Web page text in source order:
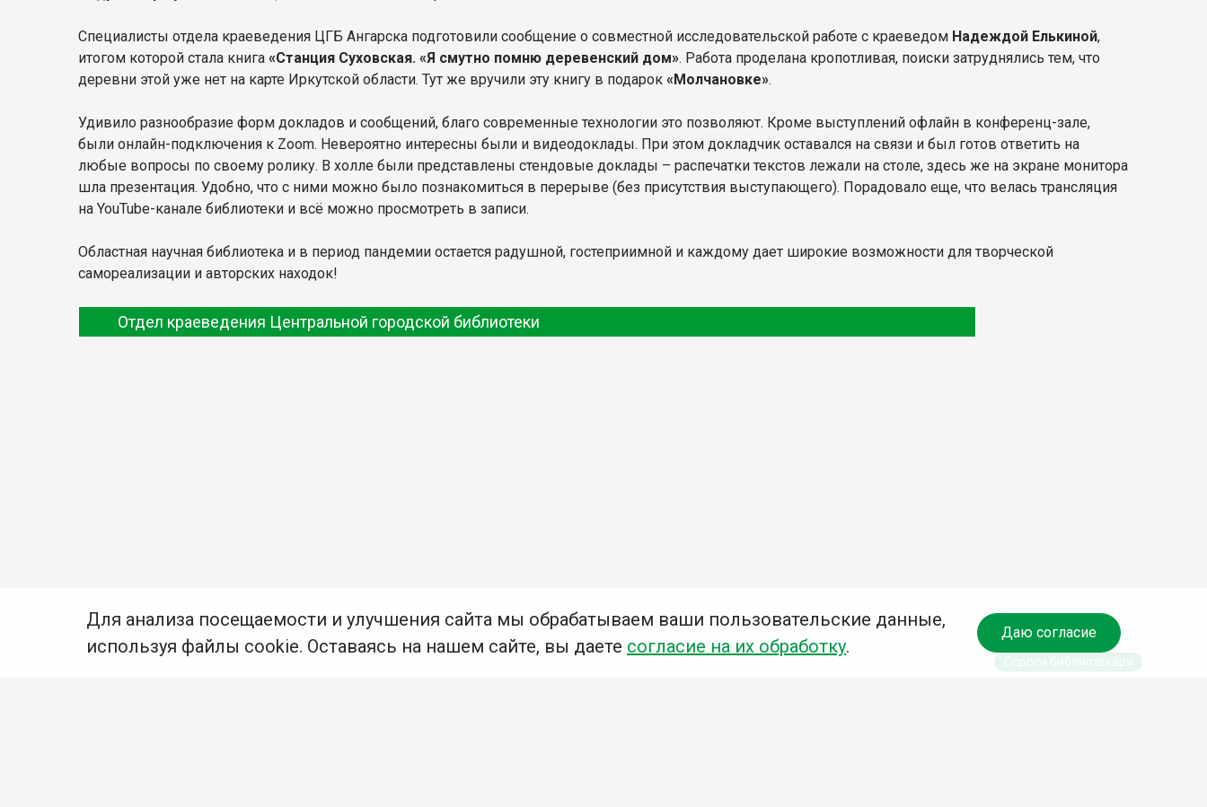
Специалисты отдела краеведения ЦГБ Ангарска подготовили сообщение о совместной исследовательской работе с краеведом Надеждой Елькиной,
итогом которой стала книга «Станция Суховская. «Я смутно помню деревенский дом». Работа проделана кропотливая, поиски затруднялись тем, что
деревни этой уже нет на карте Иркутской области. Тут же вручили эту книгу в подарок «Молчановке».
Удивило разнообразие форм докладов и сообщений, благо современные технологии это позволяют. Кроме выступлений офлайн в конференц-зале,
были онлайн-подключения к Zoom. Невероятно интересны были и видеодоклады. При этом докладчик оставался на связи и был готов ответить на
любые вопросы по своему ролику. В холле были представлены стендовые доклады – распечатки текстов лежали на столе, здесь же на экране монитора
шла презентация. Удобно, что с ними можно было познакомиться в перерыве (без присутствия выступающего). Порадовало еще, что велась трансляция
на YouTube-канале библиотеки и всё можно просмотреть в записи.
Областная научная библиотека и в период пандемии остается радушной, гостеприимной и каждому дает широкие возможности для творческой
самореализации и авторских находок!
Отдел краеведения Центральной городской библиотеки
Для анализа посещаемости и улучшения сайта мы обрабатываем ваши пользовательские данные,
используя файлы cookie. Оставаясь на нашем сайте, вы даете согласие на их обработку.
Даю согласие
Спроси библиотекаря